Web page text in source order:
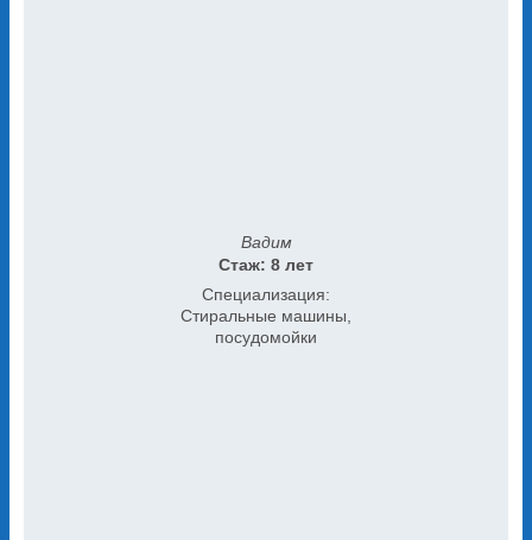
Вадим
Стаж: 8 лет
Специализация:
Стиральные машины,
посудомойки